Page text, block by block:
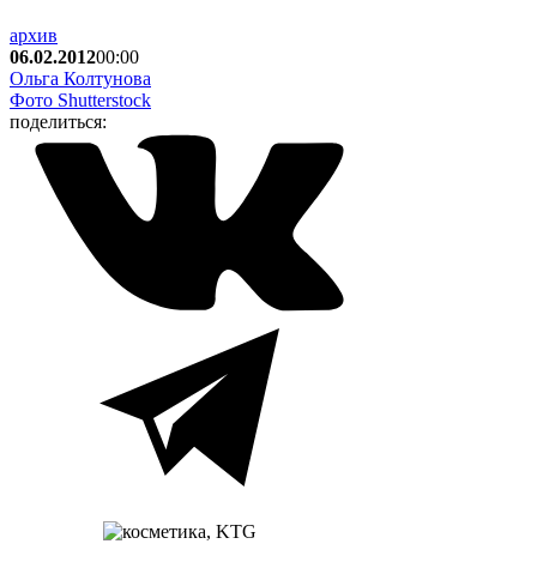
архив
06.02.201200:00
Ольга Колтунова
Фото Shutterstock
поделиться: